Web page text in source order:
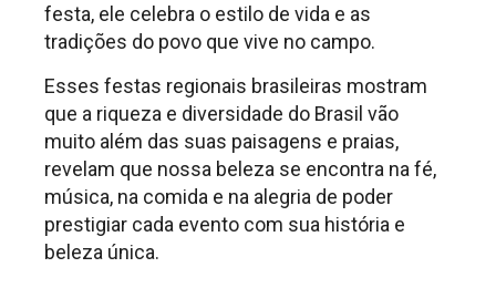
festa, ele celebra o estilo de vida e as
tradições do povo que vive no campo.
Esses festas regionais brasileiras mostram
que a riqueza e diversidade do Brasil vão
muito além das suas paisagens e praias,
revelam que nossa beleza se encontra na fé,
música, na comida e na alegria de poder
prestigiar cada evento com sua história e
beleza única.